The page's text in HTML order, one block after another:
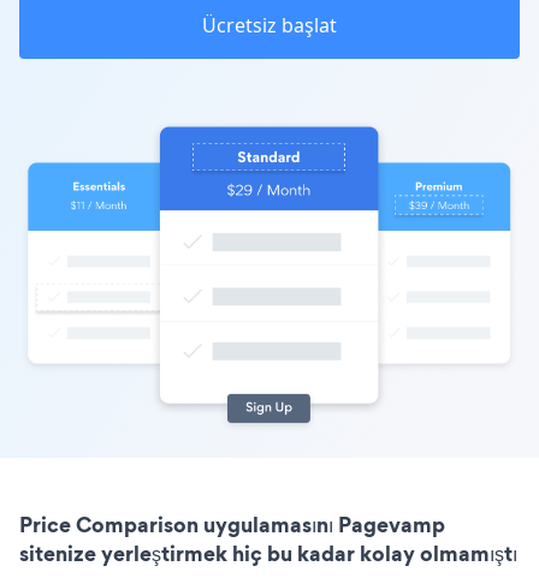
Ücretsiz başlat
Price Comparison uygulamasını Pagevamp
sitenize yerleştirmek hiç bu kadar kolay olmamıştı